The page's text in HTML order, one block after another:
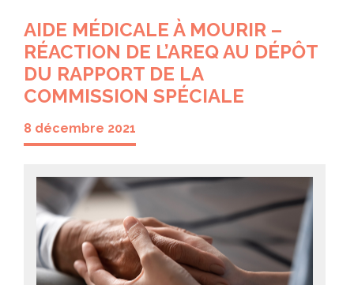
AIDE MÉDICALE À MOURIR –
RÉACTION DE L’AREQ AU DÉPÔT
DU RAPPORT DE LA
COMMISSION SPÉCIALE
8 décembre 2021